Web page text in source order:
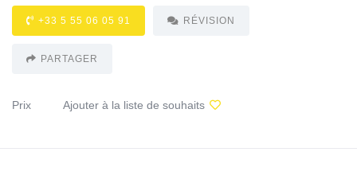
+33 5 55 06 05 91 RÉVISION
PARTAGER
Prix Ajouter à la liste de souhaits